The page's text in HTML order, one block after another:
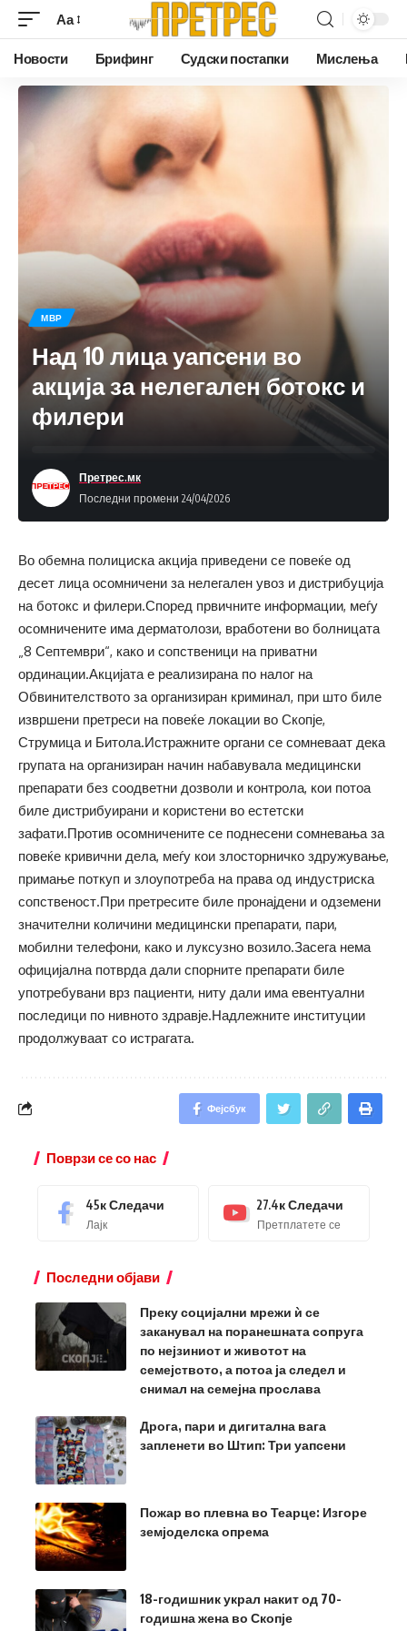
Аа
Новости Брифинг Судски постапки Мислења
МВР
Над 10 лица уапсени во
акција за нелегален ботокс и
филери
Последни промени 24/04/2026
Претрес.мк
Во обемна полициска акција приведени се повеќе од
десет лица осомничени за нелегален увоз и дистрибуција
на ботокс и филери.Според првичните информации, меѓу
осомничените има дерматолози, вработени во болницата
„8 Септември“, како и сопственици на приватни
ординации.Акцијата е реализирана по налог на
Обвинителството за организиран криминал, при што биле
извршени претреси на повеќе локации во Скопје,
Струмица и Битола.Истражните органи се сомневаат дека
групата на организиран начин набавувала медицински
препарати без соодветни дозволи и контрола, кои потоа
биле дистрибуирани и користени во естетски
зафати.Против осомничените се поднесени сомневања за
повеќе кривични дела, меѓу кои злосторничко здружување,
примање поткуп и злоупотреба на права од индустриска
сопственост.При претресите биле пронајдени и одземени
значителни количини медицински препарати, пари,
мобилни телефони, како и луксузно возило.Засега нема
официјална потврда дали спорните препарати биле
употребувани врз пациенти, ниту дали има евентуални
последици по нивното здравје.Надлежните институции
продолжуваат со истрагата.
Фејсбук
Поврзи се со нас
45кСледачи
Лајк
27.4кСледачи
Претплатете се
Последни објави
Преку социјални мрежи ѝ се
заканувал на поранешната сопруга
по нејзиниот и животот на
семејството, а потоа ја следел и
снимал на семејна прослава
Дрога, пари и дигитална вага
запленети во Штип: Три уапсени
Пожар во плевна во Теарце: Изгоре
земјоделска опрема
18-годишник украл накит од 70-
годишна жена во Скопје